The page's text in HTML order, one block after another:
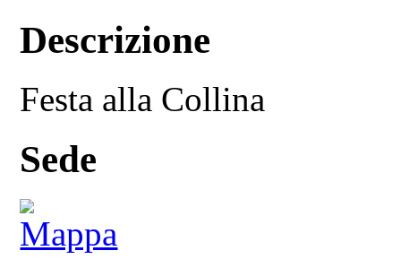
Descrizione
Festa alla Collina
Sede